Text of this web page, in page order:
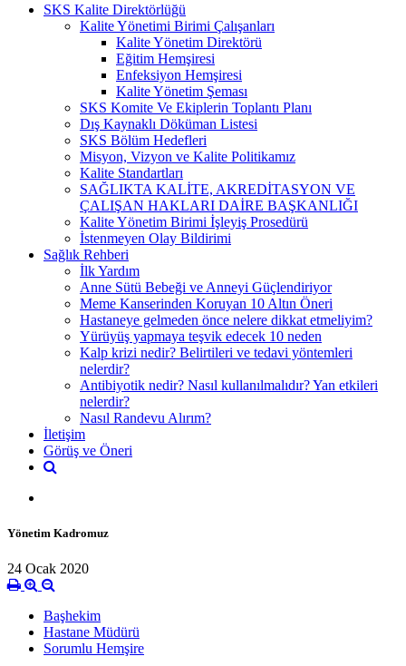
SKS Kalite Direktörlüğü
Kalite Yönetimi Birimi Çalışanları
Kalite Yönetim Direktörü
Eğitim Hemşiresi
Enfeksiyon Hemşiresi
Kalite Yönetim Şeması
SKS Komite Ve Ekiplerin Toplantı Planı
Dış Kaynaklı Döküman Listesi
SKS Bölüm Hedefleri
Misyon, Vizyon ve Kalite Politikamız
Kalite Standartları
SAĞLIKTA KALİTE, AKREDİTASYON VE
ÇALIŞAN HAKLARI DAİRE BAŞKANLIĞI
Kalite Yönetim Birimi İşleyiş Prosedürü
İstenmeyen Olay Bildirimi
Sağlık Rehberi
İlk Yardım
Anne Sütü Bebeği ve Anneyi Güçlendiriyor
Meme Kanserinden Koruyan 10 Altın Öneri
Hastaneye gelmeden önce nelere dikkat etmeliyim?
Yürüyüş yapmaya teşvik edecek 10 neden
Kalp krizi nedir? Belirtileri ve tedavi yöntemleri
nelerdir?
Antibiyotik nedir? Nasıl kullanılmalıdır? Yan etkileri
nelerdir?
Nasıl Randevu Alırım?
İletişim
Görüş ve Öneri
Yönetim Kadromuz
24 Ocak 2020
Başhekim
Hastane Müdürü
Sorumlu Hemşire